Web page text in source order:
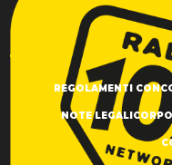
REGOLAMENTI
NOTE LEGALI